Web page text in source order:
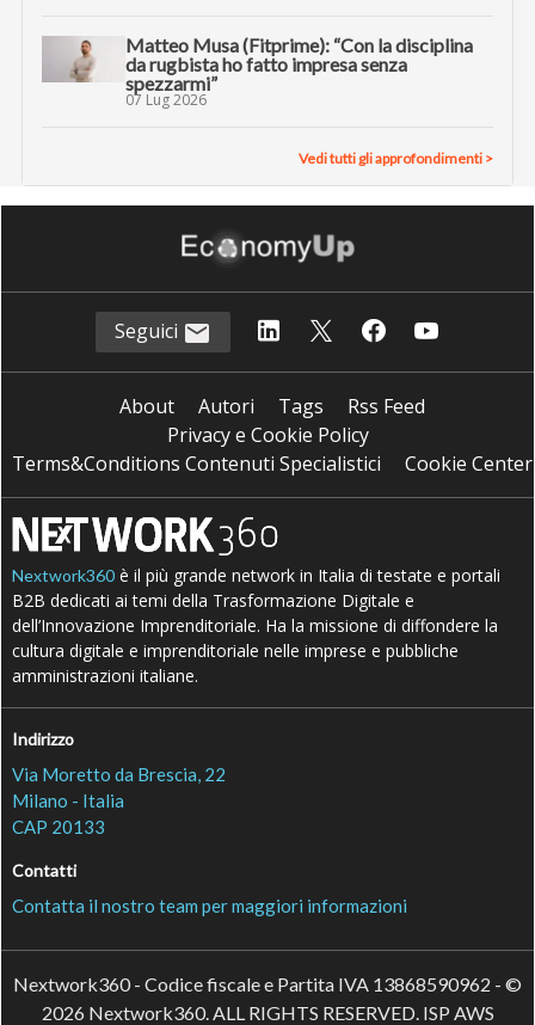
Matteo Musa (Fitprime): “Con la disciplina
da rugbista ho fatto impresa senza
spezzarmi”
07 Lug 2026
Vedi tutti gli approfondimenti >
Seguici
About Autori Tags
Rss Feed
Privacy e Cookie Policy
Terms&Conditions Contenuti Specialistici
Cookie Center
Nextwork360 è il più grande network in Italia di testate e portali
B2B dedicati ai temi della Trasformazione Digitale e
dell’Innovazione Imprenditoriale. Ha la missione di diffondere la
cultura digitale e imprenditoriale nelle imprese e pubbliche
amministrazioni italiane.
Indirizzo
Via Moretto da Brescia, 22
Milano - Italia
CAP 20133
Contatti
Contatta il nostro team per maggiori informazioni
Nextwork360 - Codice fiscale e Partita IVA 13868590962 - ©
2026 Nextwork360. ALL RIGHTS RESERVED. ISP AWS